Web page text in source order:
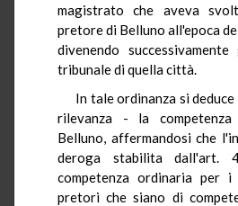
magistrato che aveva
pretore di Belluno all'epoca
divenendo
tribunale di quella città.
In tale ordinanza si
rilevanza - la
Belluno, affermandosi che
deroga stabilita dall'art.
competenza ordinaria per
pretori che siano di